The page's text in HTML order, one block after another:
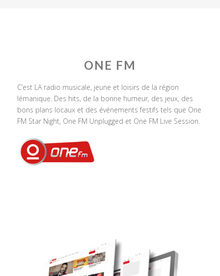
ONE FM
C’est LA radio musicale, jeune et loisirs de la région
lémanique. Des hits, de la bonne humeur, des jeux, des
bons plans locaux et des événements festifs tels que One
FM Star Night, One FM Unplugged et One FM Live Session.